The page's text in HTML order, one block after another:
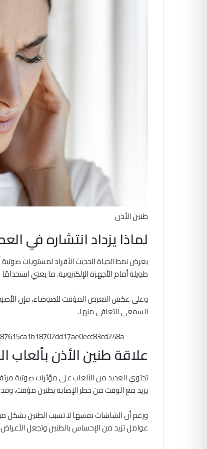
طنين الأذن
لماذا يزداد انتشاره في
يعرض نمط الحياة الحديث الأفراد لمستويات
طويلة أمام الأجهزة الإلكترونية، ما يعني
وعلى عكس التعرض المؤقت للضوضاء، فإن
السمعي التعافي منها.
علاقة طنين الأذن بألعاب
تحتوي العديد من الألعاب على مؤثرات صوتية
يزيد مع الوقت من خطر الإصابة بطنين مؤقت،
ورغم أن الشاشات نفسها لا تسبب الطنين بشكل
عوامل تزيد من الإحساس بالطنين وتجعل الأعراض